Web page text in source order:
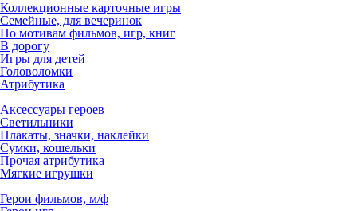
Коллекционные карточные игры
Семейные, для вечеринок
По мотивам фильмов, игр, книг
В дорогу
Игры для детей
Головоломки
Атрибутика
Аксессуары героев
Светильники
Плакаты, значки, наклейки
Сумки, кошельки
Прочая атрибутика
Мягкие игрушки
Герои фильмов, м/ф